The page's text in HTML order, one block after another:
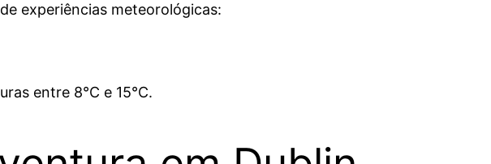
experiências meteorológicas:
entre 8°C e 15°C.